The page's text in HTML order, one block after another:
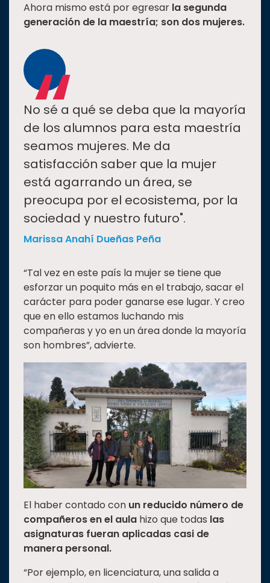
Ahora mismo está por egresar la segunda
generación de la maestría; son dos mujeres.
“
No sé a qué se deba que la mayoría
de los alumnos para esta maestría
seamos mujeres. Me da
satisfacción saber que la mujer
está agarrando un área, se
preocupa por el ecosistema, por la
sociedad y nuestro futuro".
Marissa Anahí Dueñas Peña
“Tal vez en este país la mujer se tiene que
esforzar un poquito más en el trabajo, sacar el
carácter para poder ganarse ese lugar. Y creo
que en ello estamos luchando mis
compañeras y yo en un área donde la mayoría
son hombres”, advierte.
El haber contado con un reducido número de
compañeros en el aula hizo que todas las
asignaturas fueran aplicadas casi de
manera personal.
“Por ejemplo, en licenciatura, una salida a